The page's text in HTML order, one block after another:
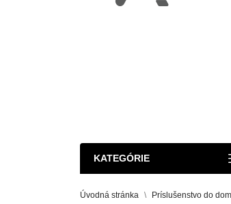
KATEGÓRIE
Úvodná stránka Príslušenstvo do